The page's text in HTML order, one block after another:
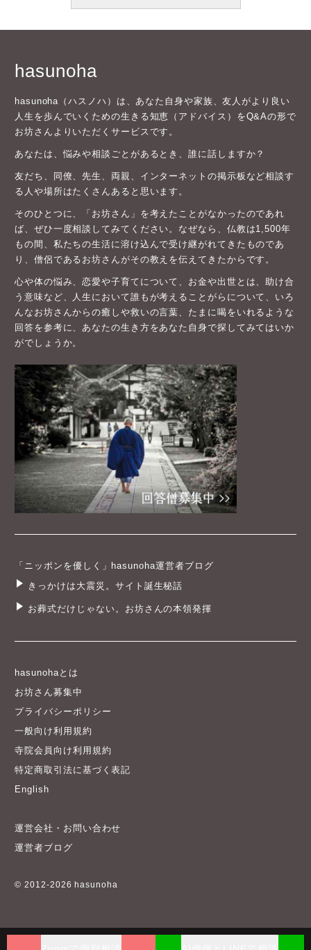
hasunoha
hasunoha（ハスノハ）は、あなた自身や家族、友人がより良い
人生を歩んでいくための生きる知恵（アドバイス）をQ&Aの形で
お坊さんよりいただくサービスです。
あなたは、悩みや相談ごとがあるとき、誰に話しますか？
友だち、同僚、先生、両親、インターネットの掲示板など相談す
る人や場所はたくさんあると思います。
そのひとつに、「お坊さん」を考えたことがなかったのであれ
ば、ぜひ一度相談してみてください。なぜなら、仏教は1,500年
もの間、私たちの生活に溶け込んで受け継がれてきたものであ
り、僧侶であるお坊さんがその教えを伝えてきたからです。
心や体の悩み、恋愛や子育てについて、お金や出世とは、助け合
う意味など、人生において誰もが考えることがらについて、いろ
んなお坊さんからの癒しや救いの言葉、たまに喝をいれるような
回答を参考に、あなたの生き方をあなた自身で探してみてはいか
がでしょうか。
「ニッポンを優しく」hasunoha運営者ブログ
きっかけは大震災。サイト誕生秘話
お葬式だけじゃない。お坊さんの本領発揮
hasunohaとは
お坊さん募集中
プライバシーポリシー
一般向け利用規約
寺院会員向け利用規約
特定商取引法に基づく表記
English
運営会社・お問い合わせ
運営者ブログ
© 2012-2026 hasunoha